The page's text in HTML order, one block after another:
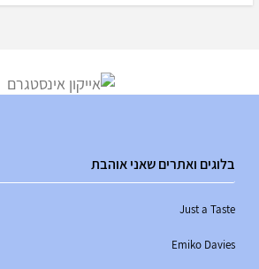
בלוגים ואתרים שאני אוהבת
Just a Taste
Emiko Davies